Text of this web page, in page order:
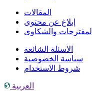
المقالات
إبلاغ عن محتوى
المقترحات والشكاوى
الاسئلة الشائعة
سياسة الخصوصية
شروط الاستخدام
العربية